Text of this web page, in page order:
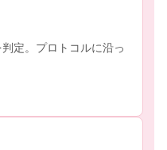
定。プロトコルに沿っ